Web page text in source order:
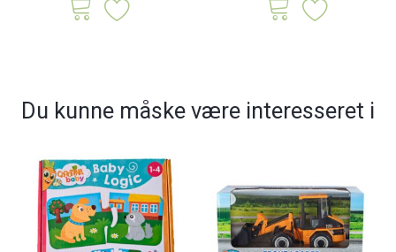
Du kunne måske være interesseret i